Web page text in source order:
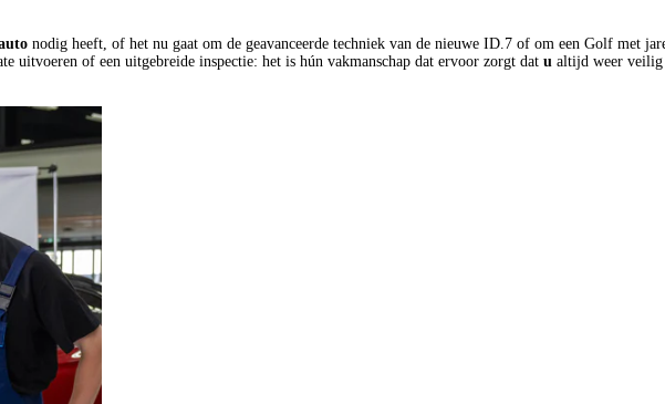
Carrosserie
Zakelijke lease prijs
Accucapaciteit
Accu snellaadtijd
nodig heeft, of het nu gaat om de geavanceerde techniek van de nieuwe ID.7 of om een Golf met
uitvoeren of een uitgebreide inspectie: het is hún vakmanschap dat ervoor zorgt dat u altijd weer